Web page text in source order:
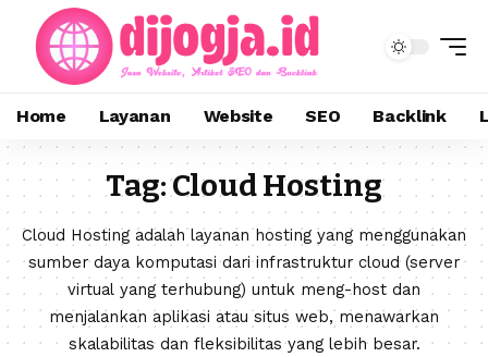
Home Layanan Website SEO Backlink
Tag:Cloud Hosting
Cloud Hosting adalah layanan hosting yang menggunakan
sumber daya komputasi dari infrastruktur cloud (server
virtual yang terhubung) untuk meng-host dan
menjalankan aplikasi atau situs web, menawarkan
skalabilitas dan fleksibilitas yang lebih besar.